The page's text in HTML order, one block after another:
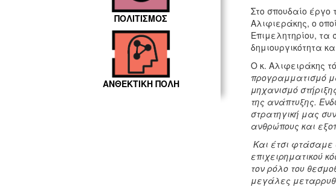
ΠΟΛΙΤΙΣΜΟΣ
ΑΝΘΕΚΤΙΚΗ ΠΟΛΗ
Στο σπουδαίο
Αλιφιεράκης, ο
Επιμελητηρίου, τα
δημιουργικότητα
Ο κ. Αλιφειράκης
προγραμματισμό
μηχανισμό
της ανάπτυξης.
στρατηγική μας
ανθρώπους και
Και έτσι φτάσαμε
επιχειρηματικού
τον ρόλο του
μεγάλες